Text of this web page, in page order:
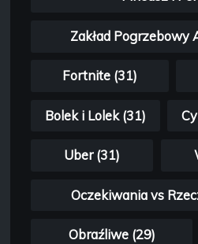
Zakład Pogrzebowy
Fortnite (31)
Bolek i Lolek (31)
Uber (31)
Oczekiwania vs
Obraźliwe (29)